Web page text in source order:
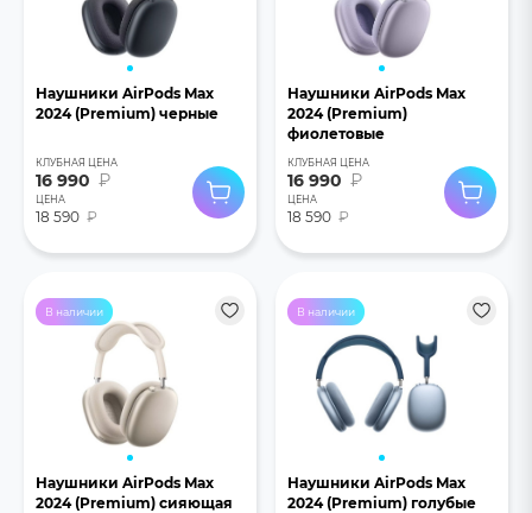
Наушники AirPods Max
2024 (Premium) черные
КЛУБНАЯ ЦЕНА
16 990 ₽
ЦЕНА
18 590 ₽
Наушники AirPods Max
2024 (Premium)
фиолетовые
КЛУБНАЯ ЦЕНА
16 990 ₽
ЦЕНА
18 590 ₽
В наличии
Наушники AirPods Max
2024 (Premium) сияющая
В наличии
Наушники AirPods Max
2024 (Premium) голубые